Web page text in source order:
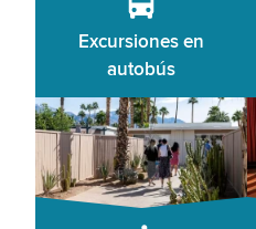
Excursiones en
autobús